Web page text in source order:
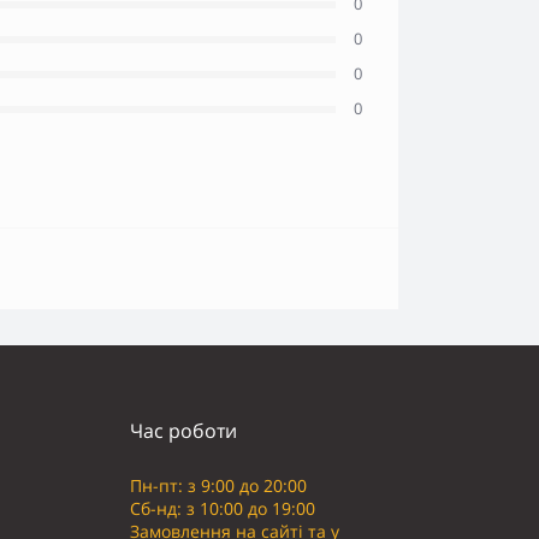
0
0
0
Час роботи
Пн-пт: з 9:00 до 20:00
Сб-нд: з 10:00 до 19:00
Замовлення на сайті та у